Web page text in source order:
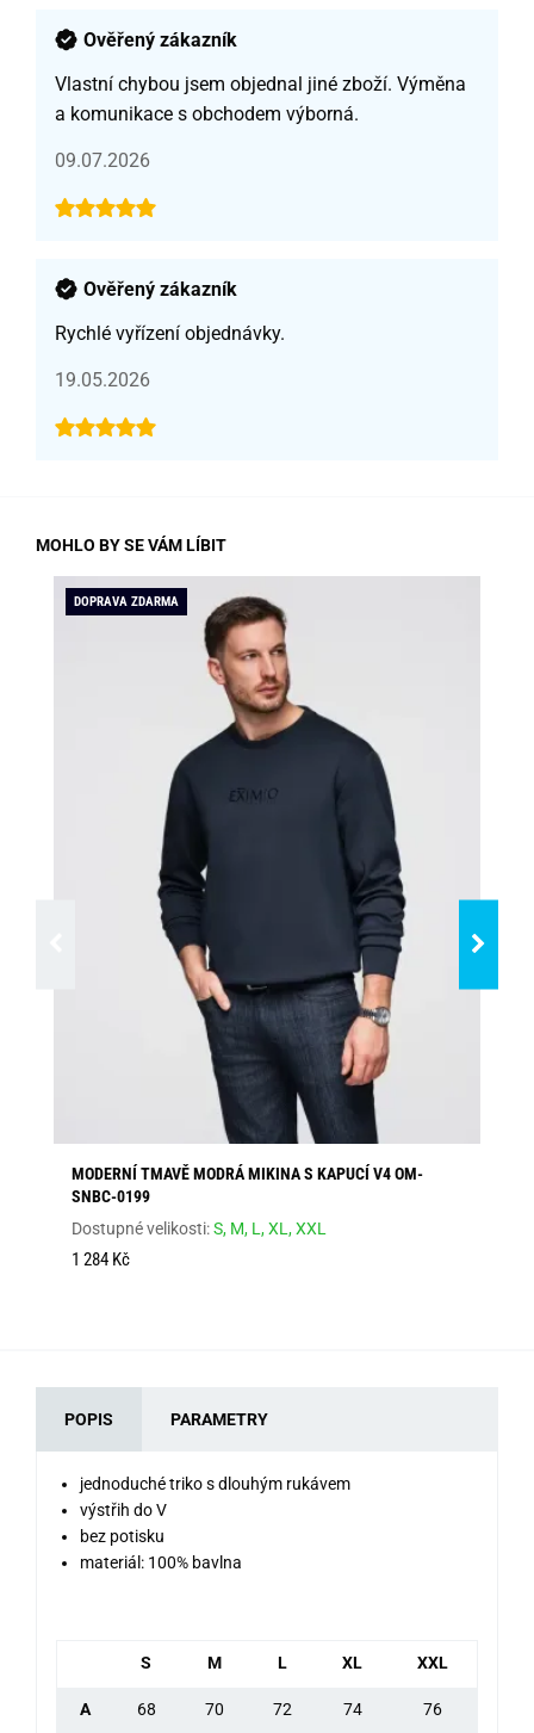
Ověřený zákazník
Vlastní chybou jsem objednal jiné zboží. Výměna
a komunikace s obchodem výborná.
09.07.2026
Ověřený zákazník
Rychlé vyřízení objednávky.
19.05.2026
MOHLO BY SE VÁM LÍBIT
DOPRAVA ZDARMA
MODERNÍ TMAVĚ MODRÁ MIKINA S KAPUCÍ V4 OM-
SNBC-0199
Dostupné velikosti:S, M, L,XL,XXL
1 284 Kč
POPIS PARAMETRY
jednoduché triko s dlouhým rukávem
výstřih do V
bez potisku
materiál: 100% bavlna
S M L XL XXL
A 68 70 72 74 76